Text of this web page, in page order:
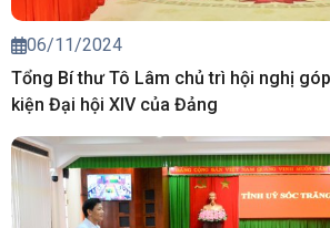
06/11/2024
Tổng Bí thư Tô Lâm chủ trì hội nghị
kiện Đại hội XIV của Đảng